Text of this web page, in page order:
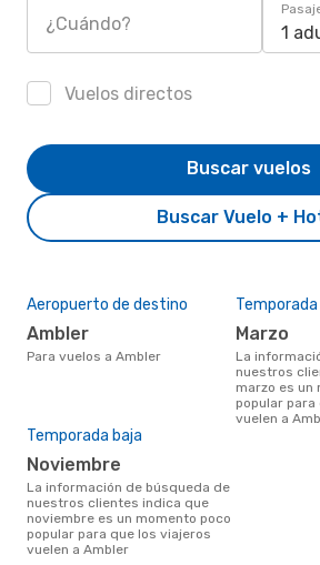
¿Cuándo? 1
Vuelos directos
Buscar Vuelo +
Buscar vuelos
Aeropuerto de destino
Ambler
Para vuelos a Ambler
marzo
La información de búsqueda de
nuestros
marzo es un
popular
vuelen a
Temporada baja
noviembre
La información de búsqueda de
nuestros clientes indica que
noviembre es un momento poco
popular para que los viajeros
vuelen a Ambler